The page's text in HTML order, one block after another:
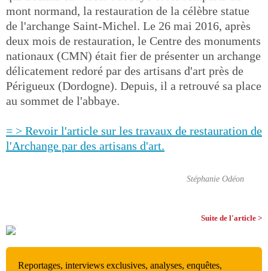
mont normand, la restauration de la célèbre statue
de l'archange Saint-Michel. Le 26 mai 2016, après
deux mois de restauration, le Centre des monuments
nationaux (CMN) était fier de présenter un archange
délicatement redoré par des artisans d'art près de
Périgueux (Dordogne). Depuis, il a retrouvé sa place
au sommet de l'abbaye.
= > Revoir l'article sur les travaux de restauration de
l'Archange par des artisans d'art.
Stéphanie Odéon
Suite de l'article >
Reportages, interviews exclusives, analyses, enquêtes,